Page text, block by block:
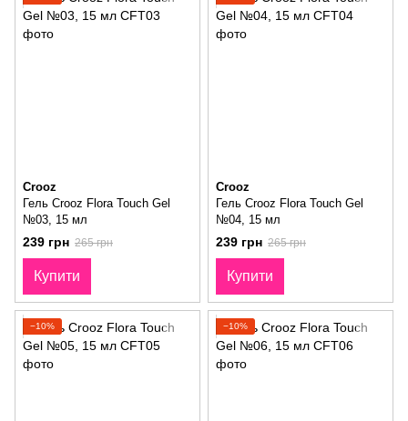
Crooz
Гель Crooz Flora Touch Gel
№03, 15 мл
239 грн 265 грн
Купити
Crooz
Гель Crooz Flora Touch Gel
№04, 15 мл
239 грн 265 грн
Купити
−10% −10%